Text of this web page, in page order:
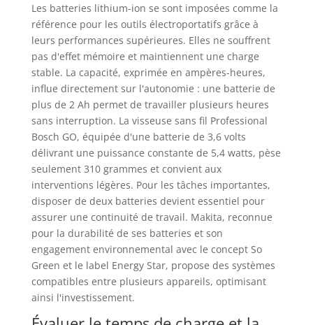
Les batteries lithium-ion se sont imposées comme la
référence pour les outils électroportatifs grâce à
leurs performances supérieures. Elles ne souffrent
pas d'effet mémoire et maintiennent une charge
stable. La capacité, exprimée en ampères-heures,
influe directement sur l'autonomie : une batterie de
plus de 2 Ah permet de travailler plusieurs heures
sans interruption. La visseuse sans fil Professional
Bosch GO, équipée d'une batterie de 3,6 volts
délivrant une puissance constante de 5,4 watts, pèse
seulement 310 grammes et convient aux
interventions légères. Pour les tâches importantes,
disposer de deux batteries devient essentiel pour
assurer une continuité de travail. Makita, reconnue
pour la durabilité de ses batteries et son
engagement environnemental avec le concept So
Green et le label Energy Star, propose des systèmes
compatibles entre plusieurs appareils, optimisant
ainsi l'investissement.